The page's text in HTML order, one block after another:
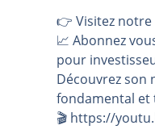
👉️ Visitez
📈 Abonnez
pour
Découvrez son
fondamental et
🎬️ https://